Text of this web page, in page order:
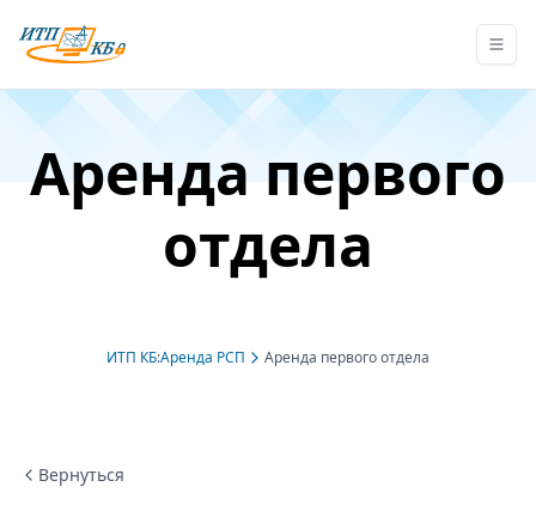
Аренда первого
отдела
ИТП КБ:Аренда РСП Аренда первого отдела
Вернуться